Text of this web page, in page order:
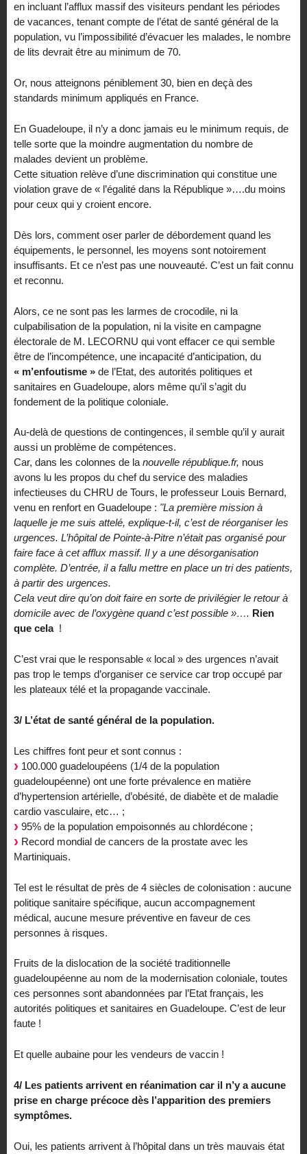
en incluant l’afflux massif des visiteurs pendant les périodes
de vacances, tenant compte de l’état de santé général de la
population, vu l’impossibilité d’évacuer les malades, le nombre
de lits devrait être au minimum de 70.
Or, nous atteignons péniblement 30, bien en deçà des
standards minimum appliqués en France.
En Guadeloupe, il n’y a donc jamais eu le minimum requis, de
telle sorte que la moindre augmentation du nombre de
malades devient un problème.
Cette situation relève d’une discrimination qui constitue une
violation grave de « l’égalité dans la République »….du moins
pour ceux qui y croient encore.
Dès lors, comment oser parler de débordement quand les
équipements, le personnel, les moyens sont notoirement
insuffisants. Et ce n’est pas une nouveauté. C’est un fait connu
et reconnu.
Alors, ce ne sont pas les larmes de crocodile, ni la
culpabilisation de la population, ni la visite en campagne
électorale de M. LECORNU qui vont effacer ce qui semble
être de l’incompétence, une incapacité d’anticipation, du
« m’enfoutisme » de l’Etat, des autorités politiques et
sanitaires en Guadeloupe, alors même qu’il s’agit du
fondement de la politique coloniale.
Au-delà de questions de contingences, il semble qu’il y aurait
aussi un problème de compétences.
Car, dans les colonnes de lanouvelle république.fr, nous
avons lu les propos du chef du service des maladies
infectieuses du CHRU de Tours, le professeur Louis Bernard,
venu en renfort en Guadeloupe : "La première mission à
laquelle je me suis attelé, explique-t-il, c’est de réorganiser les
urgences. L’hôpital de Pointe-à-Pitre n’était pas organisé pour
faire face à cet afflux massif. Il y a une désorganisation
complète. D’entrée, il a fallu mettre en place un tri des patients,
à partir des urgences.
Cela veut dire qu’on doit faire en sorte de privilégier le retour à
domicile avec de l’oxygène quand c’est possible »…. Rien
que cela !
C’est vrai que le responsable « local » des urgences n’avait
pas trop le temps d’organiser ce service car trop occupé par
les plateaux télé et la propagande vaccinale.
3/ L’état de santé général de la population.
Les chiffres font peur et sont connus :
100.000 guadeloupéens (1/4 de la population
guadeloupéenne) ont une forte prévalence en matière
d’hypertension artérielle, d’obésité, de diabète et de maladie
cardio vasculaire, etc… ;
95% de la population empoisonnés au chlordécone ;
Record mondial de cancers de la prostate avec les
Martiniquais.
Tel est le résultat de près de 4 siècles de colonisation : aucune
politique sanitaire spécifique, aucun accompagnement
médical, aucune mesure préventive en faveur de ces
personnes à risques.
Fruits de la dislocation de la société traditionnelle
guadeloupéenne au nom de la modernisation coloniale, toutes
ces personnes sont abandonnées par l’Etat français, les
autorités politiques et sanitaires en Guadeloupe. C’est de leur
faute !
Et quelle aubaine pour les vendeurs de vaccin !
4/ Les patients arrivent en réanimation car il n’y a aucune
prise en charge précoce dès l’apparition des premiers
symptômes.
Oui, les patients arrivent à l’hôpital dans un très mauvais état